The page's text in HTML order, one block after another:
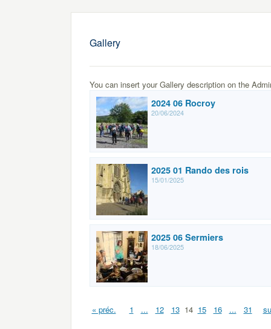
Gallery
You can insert your Gallery description on the
2024 06 Rocroy
20/06/2024
2025 01 Rando des rois
15/01/2025
2025 06 Sermiers
18/06/2025
« préc. 1 ... 12 13 14 15 16 ... 31